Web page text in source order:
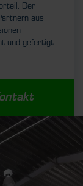
Der
aus
und gefertigt